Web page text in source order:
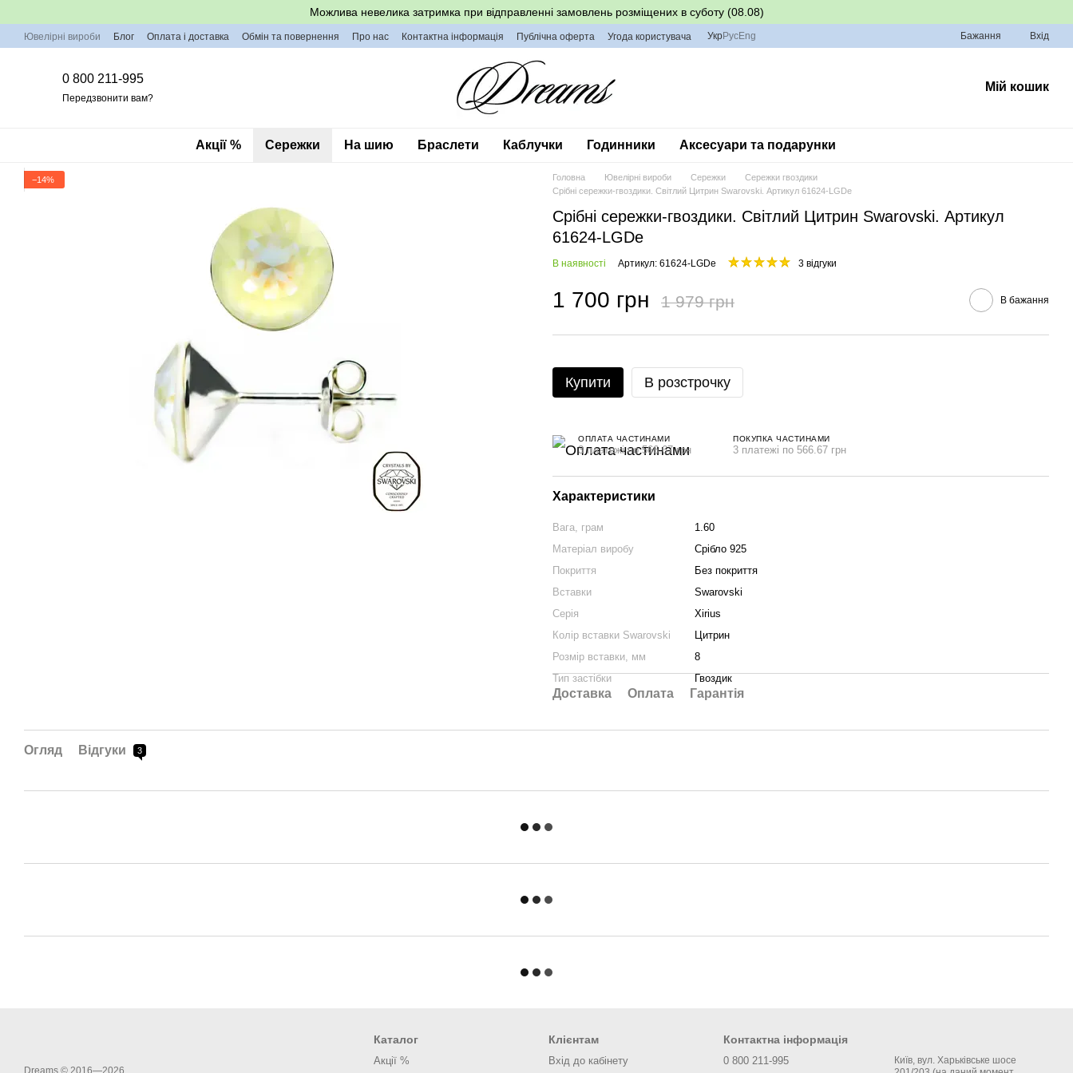
Можлива невелика затримка при відправленні замовлень розміщених в суботу (08.08)
Ювелірні вироби Блог Оплата і доставка Обмін та повернення Про нас Контактна інформація Публічна оферта Угода користувача УкрРусEng Бажання Вхід
0 800 211-995
Передзвонити вам?
Мій кошик
Акції % Сережки На шию Браслети Каблучки Годинники Аксесуари та подарунки
−14% Головна Ювелірні вироби Сережки
Сережки гвоздики
Срібні сережки-гвоздики. Світлий Цитрин Swarovski. Артикул 61624-LGDe
Срібні сережки-гвоздики. Світлий Цитрин Swarovski. Артикул
61624-LGDe
В наявності Артикул: 61624-LGDe 3 відгуки
1 700 грн 1 979 грн В бажання
Купити В розстрочку
ОПЛАТА ЧАСТИНАМИ
3 платежі по 566.67 грн
ПОКУПКА ЧАСТИНАМИ
3 платежі по 566.67 грн
Характеристики
Вага, грам
1.60
Матеріал виробу
Срібло 925
Покриття
Без покриття
Вставки
Swarovski
Серія
Xirius
Колір вставки Swarovski
Цитрин
Розмір вставки, мм
8
Тип застібки
Гвоздик
Доставка Оплата Гарантія
Огляд Відгуки 3
Dreams © 2016—2026
Каталог
Акції %
Клієнтам
Вхід до кабінету
Контактна інформація
0 800 211-995
Київ, вул. Харьківське шосе